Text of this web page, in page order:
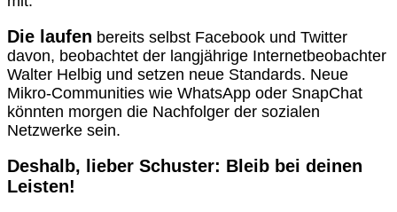
Die laufen bereits selbst Facebook und Twitter
davon, beobachtet der langjährige Internetbeobachter
Walter Helbig und setzen neue Standards. Neue
Mikro-Communities wie WhatsApp oder SnapChat
könnten morgen die Nachfolger der sozialen
Netzwerke sein.
Deshalb, lieber Schuster: Bleib bei deinen
Leisten!